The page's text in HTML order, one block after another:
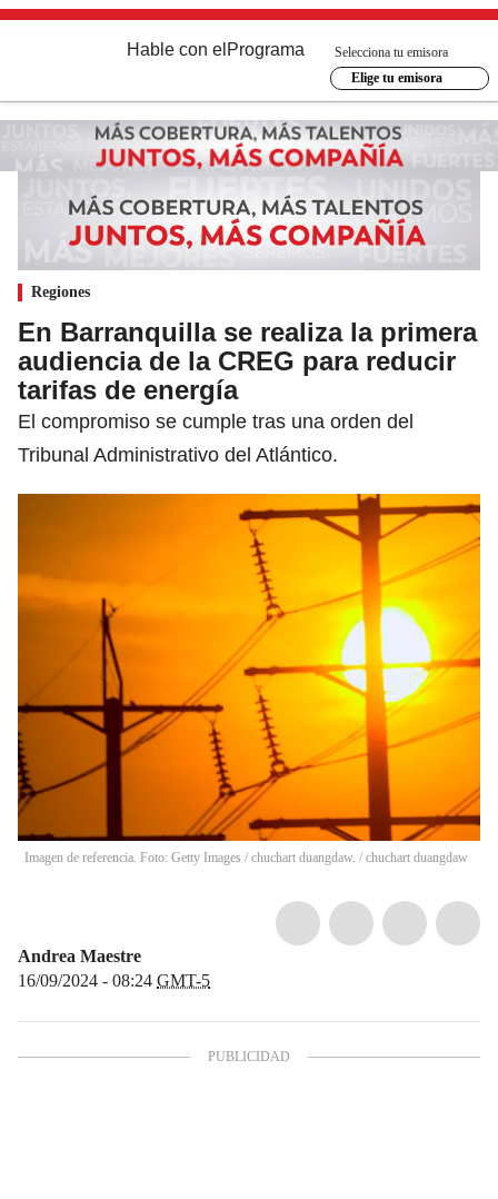
Hable con el Programa
Selecciona tu emisora
Elige tu emisora
Regiones
En Barranquilla se realiza la primera
audiencia de la CREG para reducir
tarifas de energía
El compromiso se cumple tras una orden del
Tribunal Administrativo del Atlántico.
Imagen de referencia. Foto: Getty Images / chuchart duangdaw. / chuchart duangdaw
Andrea Maestre
16/09/2024 - 08:24 GMT-5